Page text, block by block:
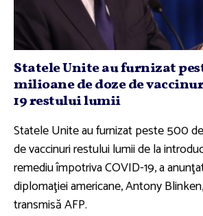
Statele Unite au furnizat
milioane de doze de
19 restului lumii
Statele Unite au furnizat peste 500
de vaccinuri restului lumii de la
remediu împotriva COVID-19, a
diplomaţiei americane, Antony
transmisă AFP.